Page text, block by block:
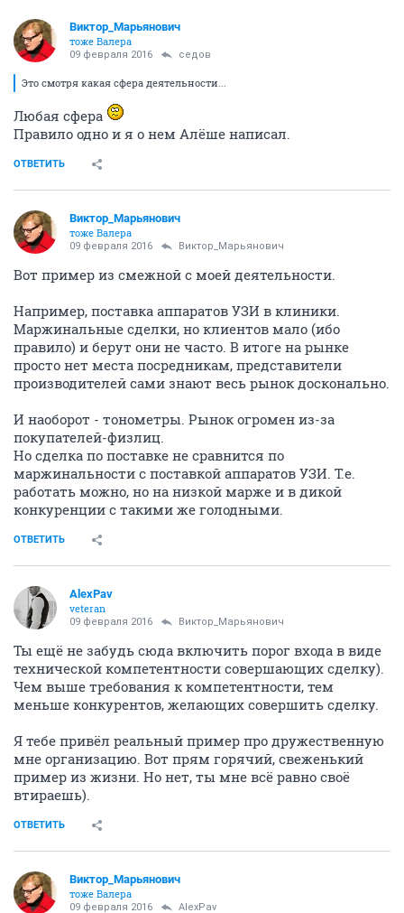
Виктор_Марьянович
тоже Валера
09 февраля 2016 седов
Это смотря какая сфера деятельности...
Любая сфера
Правило одно и я о нем Алёше написал.
ОТВЕТИТЬ
Виктор_Марьянович
тоже Валера
09 февраля 2016 Виктор_Марьянович
Вот пример из смежной с моей деятельности.
Например, поставка аппаратов УЗИ в клиники.
Маржинальные сделки, но клиентов мало (ибо
правило) и берут они не часто. В итоге на рынке
просто нет места посредникам, представители
производителей сами знают весь рынок досконально.
И наоборот - тонометры. Рынок огромен из-за
покупателей-физлиц.
Но сделка по поставке не сравнится по
маржинальности с поставкой аппаратов УЗИ. Т.е.
работать можно, но на низкой марже и в дикой
конкуренции с такими же голодными.
ОТВЕТИТЬ
AlexPav
veteran
09 февраля 2016 Виктор_Марьянович
Ты ещё не забудь сюда включить порог входа в виде
технической компетентности совершающих сделку).
Чем выше требования к компетентности, тем
меньше конкурентов, желающих совершить сделку.
Я тебе привёл реальный пример про дружественную
мне организацию. Вот прям горячий, свеженький
пример из жизни. Но нет, ты мне всё равно своё
втираешь).
ОТВЕТИТЬ
Виктор_Марьянович
тоже Валера
09 февраля 2016 AlexPav